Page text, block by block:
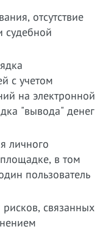
отсутствие
судебной
с учетом
на электронной
"вывода" денег
личного
в том
пользователь
связанных